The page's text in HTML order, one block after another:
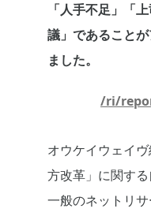
「人手不足」「
議」であること
ました。
/ri/
オウケイウェイ
方改革」に関する
一般のネットリ